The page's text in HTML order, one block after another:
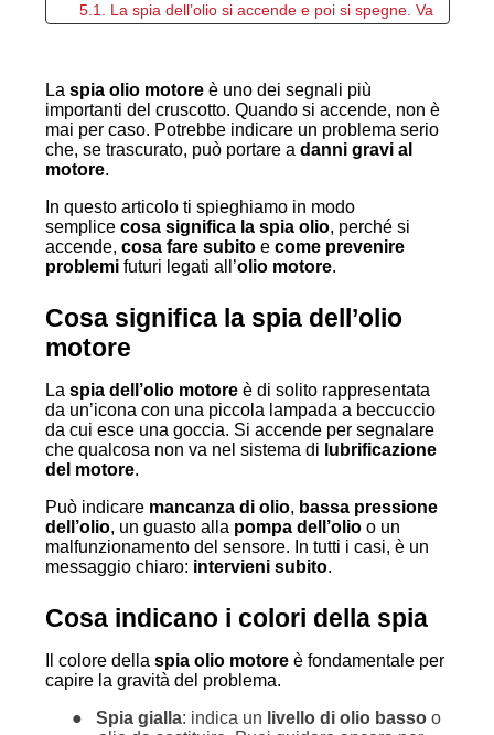
5.1. La spia dell’olio si accende e poi si spegne. Va
5.3. La spia è rossa ma l’olio è presente. Perché?
5.4. È normale che la spia olio motore si accenda
dopo il tagliando?
6. Approfondimento: come funziona la lubrificazione
7. Situazioni frequenti: quando la spia si accende...
7.1. A freddo
7.2. In salita o in curva
8. Errore comune: "aggiungo olio e risolvo"
9. Come prevenire il problema
10. Conclusione
11. Articoli correlati
La spia olio motoreè uno dei segnali più
importanti del cruscotto. Quando si accende, non è
mai per caso. Potrebbe indicare un problema serio
che, se trascurato, può portare a danni gravi al
motore.
In questo articolo ti spieghiamo in modo
semplice cosa significa la spia olio, perché si
accende, cosa fare subitoe come prevenire
problemifuturi legati all’olio motore.
Cosa significa la spia dell’olio
motore
La spia dell’olio motoreè di solito rappresentata
da un’icona con una piccola lampada a beccuccio
da cui esce una goccia. Si accende per segnalare
che qualcosa non va nel sistema di lubrificazione
del motore.
Può indicare mancanza di olio, bassa pressione
dell’olio, un guasto alla pompa dell’olioo un
malfunzionamento del sensore. In tutti i casi, è un
messaggio chiaro: intervieni subito.
Cosa indicano i colori della spia
Il colore della spia olio motoreè fondamentale per
capire la gravità del problema.
●
Spia gialla: indica un livello di olio bassoo